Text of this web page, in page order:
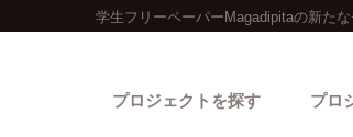
学生フリーペーパーMagadipitaの新た
プロジェクトを探す プロ